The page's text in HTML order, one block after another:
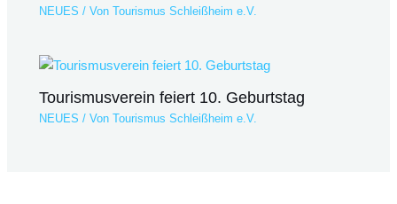
NEUES / VonTourismus Schleißheim e.V.
Tourismusverein feiert 10. Geburtstag
NEUES / VonTourismus Schleißheim e.V.